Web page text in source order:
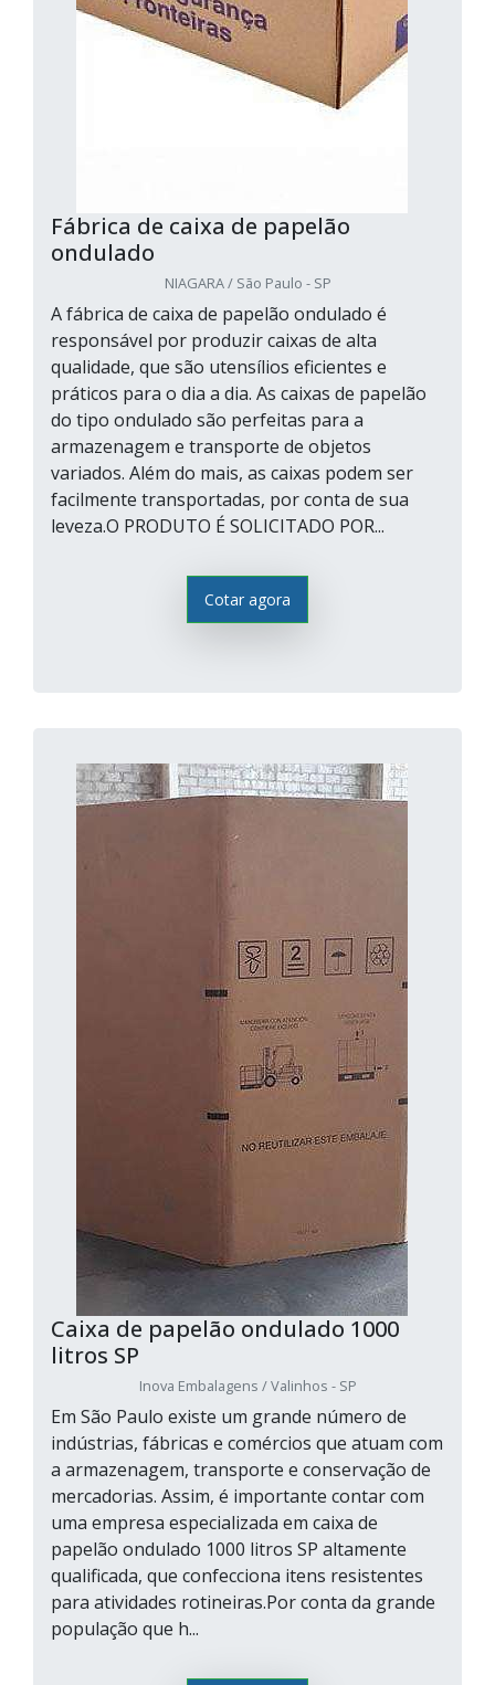
Fábrica de caixa de papelão
ondulado
NIAGARA / São Paulo - SP
A fábrica de caixa de papelão ondulado é
responsável por produzir caixas de alta
qualidade, que são utensílios eficientes e
práticos para o dia a dia. As caixas de papelão
do tipo ondulado são perfeitas para a
armazenagem e transporte de objetos
variados. Além do mais, as caixas podem ser
facilmente transportadas, por conta de sua
leveza.O PRODUTO É SOLICITADO POR...
Cotar agora
Caixa de papelão ondulado 1000
litros SP
Inova Embalagens / Valinhos - SP
Em São Paulo existe um grande número de
indústrias, fábricas e comércios que atuam com
a armazenagem, transporte e conservação de
mercadorias. Assim, é importante contar com
uma empresa especializada em caixa de
papelão ondulado 1000 litros SP altamente
qualificada, que confecciona itens resistentes
para atividades rotineiras.Por conta da grande
população que h...